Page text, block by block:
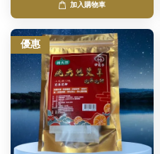
加入購物車
優惠